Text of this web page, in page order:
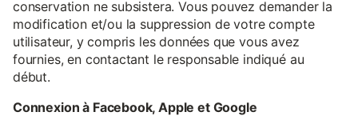
conservation ne subsistera. Vous pouvez demander la
modification et/ou la suppression de votre compte
utilisateur, y compris les données que vous avez
fournies, en contactant le responsable indiqué au
début.
Connexion à Facebook, Apple et Google